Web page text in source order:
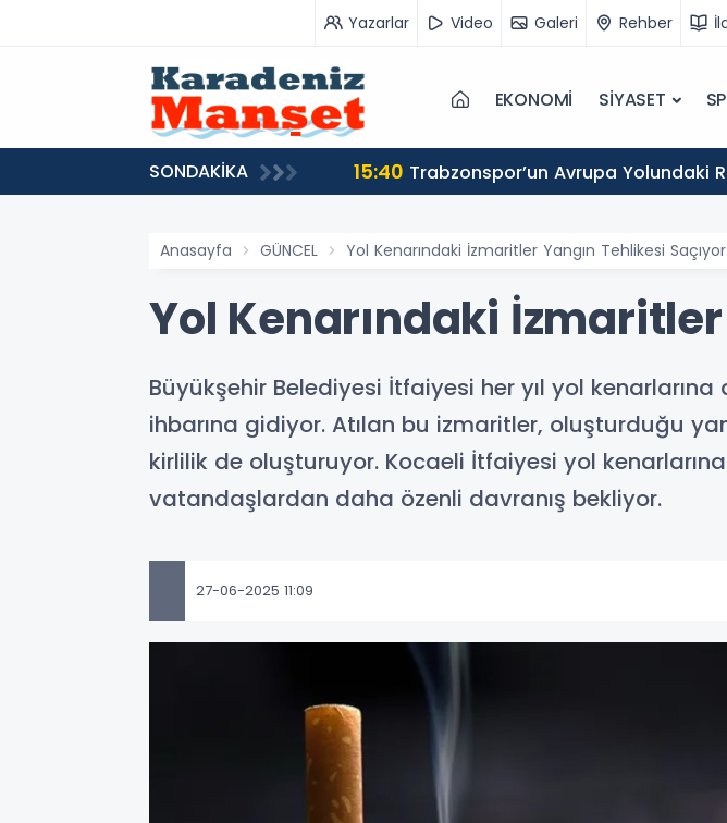
Yazarlar Video Galeri Rehber
EKONOMİ SİYASET
SONDAKİKA 15:40 Trabzonspor’un Avrupa Yolundaki
Anasayfa GÜNCEL Yol Kenarındaki İzmaritler Yangın Tehlikesi Saçıyor
Yol Kenarındaki
Büyükşehir Belediyesi İtfaiyesi her yıl yol
ihbarına gidiyor. Atılan bu izmaritler, oluşturduğu
kirlilik de oluşturuyor. Kocaeli İtfaiyesi yol
vatandaşlardan daha özenli davranış bekliyor.
27-06-2025 11:09